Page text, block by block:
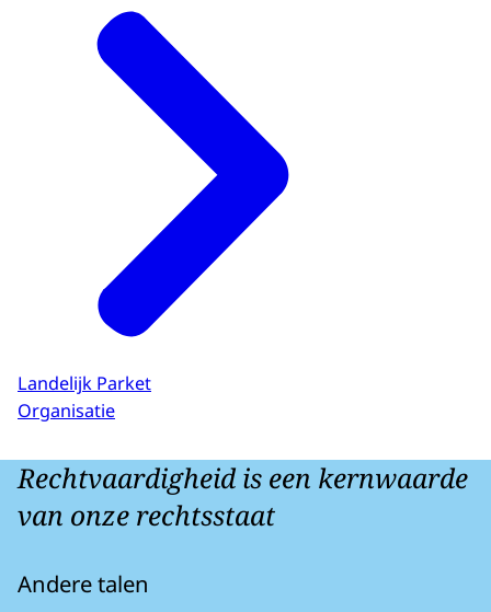
Landelijk Parket
Organisatie
Rechtvaardigheid is een kernwaarde
van onze rechtsstaat
Andere talen